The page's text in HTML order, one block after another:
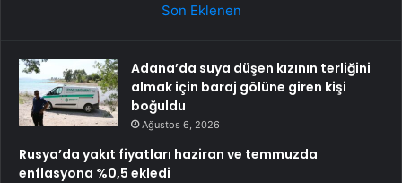
Son Eklenen
Adana’da suya düşen kızının terliğini
almak için baraj gölüne giren kişi
boğuldu
Ağustos 6, 2026
Rusya’da yakıt fiyatları haziran ve temmuzda
enflasyona %0,5 ekledi